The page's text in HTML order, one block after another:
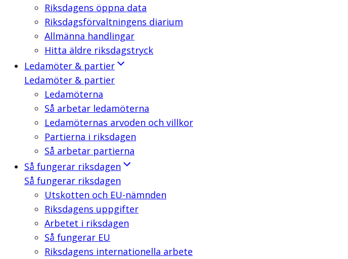
Riksdagens öppna data
Riksdagsförvaltningens diarium
Allmänna handlingar
Hitta äldre riksdagstryck
Ledamöter & partier
Ledamöter & partier
Ledamöterna
Så arbetar ledamöterna
Ledamöternas arvoden och villkor
Partierna i riksdagen
Så arbetar partierna
Så fungerar riksdagen
Så fungerar riksdagen
Utskotten och EU-nämnden
Riksdagens uppgifter
Arbetet i riksdagen
Så fungerar EU
Riksdagens internationella arbete